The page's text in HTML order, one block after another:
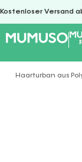
Kostenloser Versand
Sie befinden
Haarturban aus